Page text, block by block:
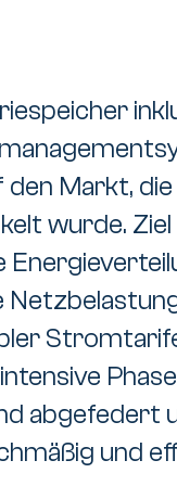
Markt,
wurde. Ziel
abgefedert
und